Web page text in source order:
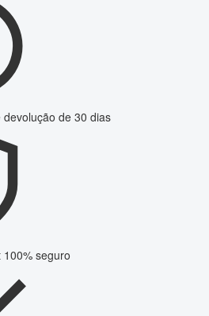
devolução de 30 dias
100% seguro